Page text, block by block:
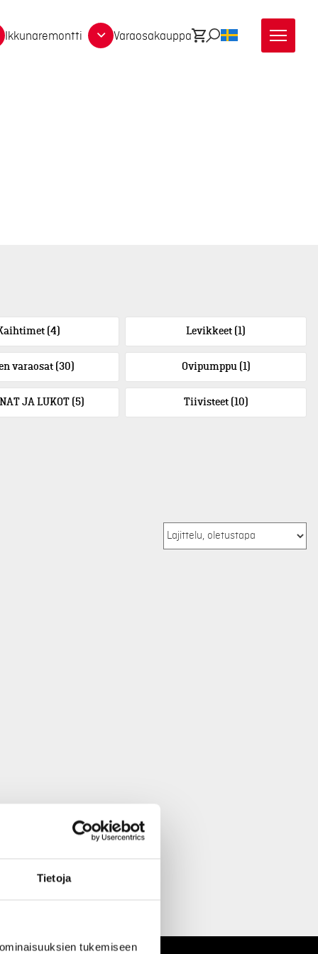
Tietoja
tukemiseen
Ikkunaremontti Varaosakauppa
Ostoskori
EtsiSV
(4) Levikkeet (1)
varaosat (30) Ovipumppu (1)
JA LUKOT (5) Tiivisteet (10)